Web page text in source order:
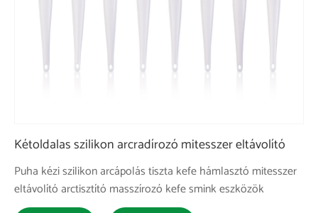
Kétoldalas szilikon arcradírozó mitesszer eltávolító
Puha kézi szilikon arcápolás tiszta kefe hámlasztó mitesszer
eltávolító arctisztító masszírozó kefe smink eszközök